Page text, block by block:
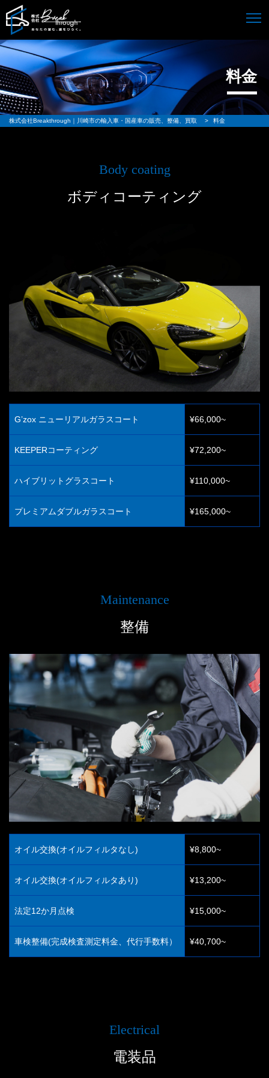
料金
株式会社Breakthrough｜川崎市の輸入車・国産車の販売、整備、買取 > 料金
ボディコーティング
Body coating
G’zox ニューリアルガラスコート ¥66,000~
KEEPERコーティング ¥72,200~
ハイブリットグラスコート ¥110,000~
プレミアムダブルガラスコート ¥165,000~
整備
Maintenance
オイル交換(オイルフィルタなし) ¥8,800~
オイル交換(オイルフィルタあり) ¥13,200~
法定12か月点検 ¥15,000~
車検整備(完成検査測定料金、代行手数料） ¥40,700~
電装品
Electrical